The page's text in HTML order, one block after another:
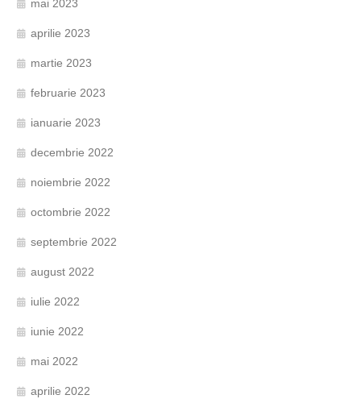
mai 2023
aprilie 2023
martie 2023
februarie 2023
ianuarie 2023
decembrie 2022
noiembrie 2022
octombrie 2022
septembrie 2022
august 2022
iulie 2022
iunie 2022
mai 2022
aprilie 2022